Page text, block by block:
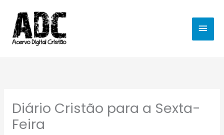
para
conteúdo
Diário Cristão para a Sexta-
Feira